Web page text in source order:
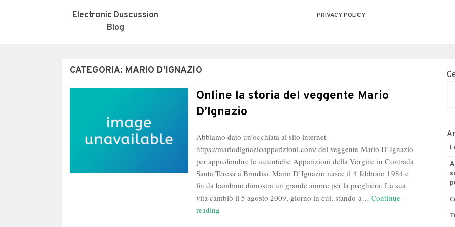
Electronic Duscussion
Blog
PRIVACY POLICY
CATEGORIA: MARIO D’IGNAZIO
Online la storia del veggente Mario
D’Ignazio
Abbiamo dato un’occhiata al sito internet
https://mariodignazioapparizioni.com/ del veggente Mario D’Ignazio
per approfondire le autentiche Apparizioni della Vergine in Contrada
Santa Teresa a Brindisi. Mario D’Ignazio nasce il 4 febbraio 1984 e
fin da bambino dimostra un grande amore per la preghiera. La sua
vita cambiò il 5 agosto 2009, giorno in cui, stando a…Continue
reading